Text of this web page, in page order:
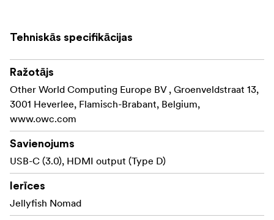
Tehniskās specifikācijas
Ražotājs
Other World Computing Europe BV , Groenveldstraat 13,
3001 Heverlee, Flamisch-Brabant, Belgium,
www.owc.com
Savienojums
USB-C (3.0), HDMI output (Type D)
Ierīces
Jellyfish Nomad